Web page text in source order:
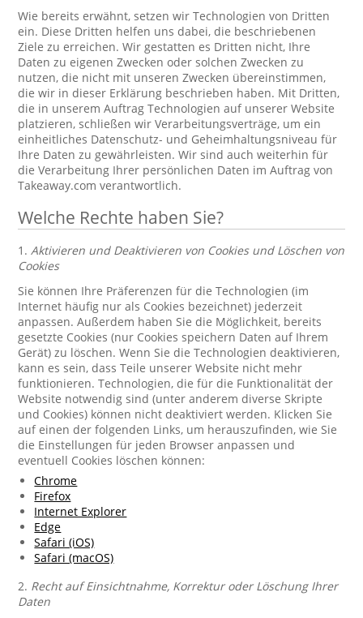
Wie bereits erwähnt, setzen wir Technologien von Dritten
ein. Diese Dritten helfen uns dabei, die beschriebenen
Ziele zu erreichen. Wir gestatten es Dritten nicht, Ihre
Daten zu eigenen Zwecken oder solchen Zwecken zu
nutzen, die nicht mit unseren Zwecken übereinstimmen,
die wir in dieser Erklärung beschrieben haben. Mit Dritten,
die in unserem Auftrag Technologien auf unserer Website
platzieren, schließen wir Verarbeitungsverträge, um ein
einheitliches Datenschutz- und Geheimhaltungsniveau für
Ihre Daten zu gewährleisten. Wir sind auch weiterhin für
die Verarbeitung Ihrer persönlichen Daten im Auftrag von
Takeaway.com verantwortlich.
Welche Rechte haben Sie?
1.Aktivieren und Deaktivieren von Cookies und Löschen von
Cookies
Sie können Ihre Präferenzen für die Technologien (im
Internet häufig nur als Cookies bezeichnet) jederzeit
anpassen. Außerdem haben Sie die Möglichkeit, bereits
gesetzte Cookies (nur Cookies speichern Daten auf Ihrem
Gerät) zu löschen. Wenn Sie die Technologien deaktivieren,
kann es sein, dass Teile unserer Website nicht mehr
funktionieren. Technologien, die für die Funktionalität der
Website notwendig sind (unter anderem diverse Skripte
und Cookies) können nicht deaktiviert werden. Klicken Sie
auf einen der folgenden Links, um herauszufinden, wie Sie
die Einstellungen für jeden Browser anpassen und
eventuell Cookies löschen können:
Chrome
Firefox
Internet Explorer
Edge
Safari (iOS)
Safari (macOS)
2. Recht auf Einsichtnahme, Korrektur oder Löschung Ihrer
Daten